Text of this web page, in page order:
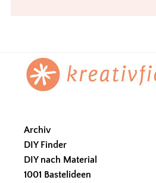
Footer
Archiv
DIY Finder
DIY nach Material
1001 Bastelideen